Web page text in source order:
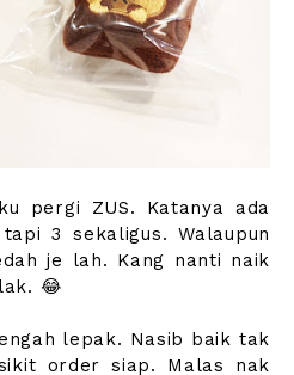
pergi ZUS. Katanya ada
3 sekaligus. Walaupun
je lah. Kang nanti naik
😂
lepak. Nasib baik tak
order siap. Malas nak